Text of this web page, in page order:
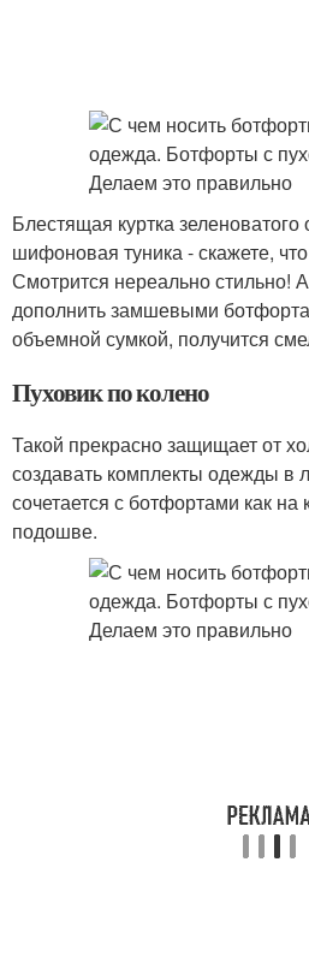
Блестящая куртка зеленоватого
шифоновая туника - скажете,
Смотрится нереально стильно!
дополнить замшевыми
объемной сумкой, получится
Пуховик по колено
Такой прекрасно защищает от
создавать комплекты одежды в
сочетается с ботфортами как на
подошве.